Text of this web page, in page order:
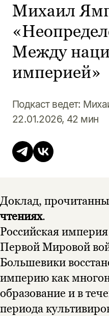
Михаил
Между
империей»
Подкаст ведет:
22.01.2026, 42 мин
Доклад,
чтениях.
Российская
Первой Мировой
Большевики
империю как
образование и в
периода